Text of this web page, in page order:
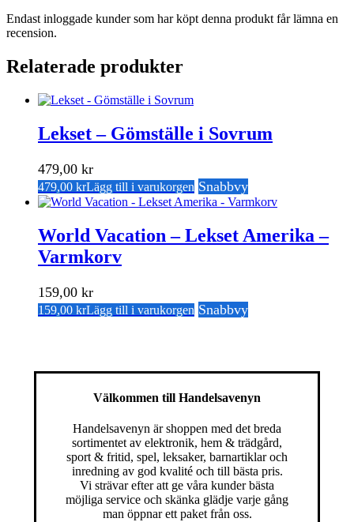
Endast inloggade kunder som har köpt denna produkt får lämna en
recension.
Relaterade produkter
Lekset – Gömställe i Sovrum
479,00 kr
479,00 krLägg till i varukorgen Snabbvy
World Vacation – Lekset Amerika –
Varmkorv
159,00 kr
159,00 krLägg till i varukorgen Snabbvy
Välkommen till Handelsavenyn
Handelsavenyn är shoppen med det breda
sortimentet av elektronik, hem & trädgård,
sport & fritid, spel, leksaker, barnartiklar och
inredning av god kvalité och till bästa pris.
Vi strävar efter att ge våra kunder bästa
möjliga service och skänka glädje varje gång
man öppnar ett paket från oss.